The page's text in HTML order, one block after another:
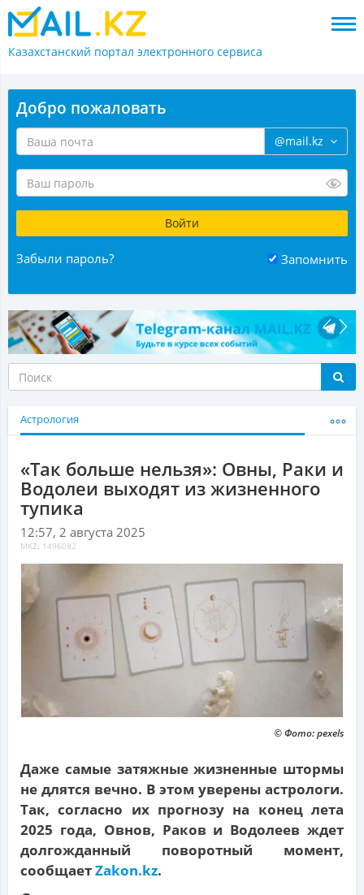
Казахстанский портал электронного сервиса
Добро пожаловать
@mail.kz
Забыли пароль? Запомнить
Астрология
«Так больше нельзя»: Овны, Раки и
Водолеи выходят из жизненного
тупика
12:57, 2 августа 2025
MKZ: 1496082
© Фото: pexels
Даже самые затяжные жизненные штормы
не длятся вечно. В этом уверены астрологи.
Так, согласно их прогнозу на конец лета
2025 года, Овнов, Раков и Водолеев ждет
долгожданный поворотный момент,
сообщаетZakon.kz.